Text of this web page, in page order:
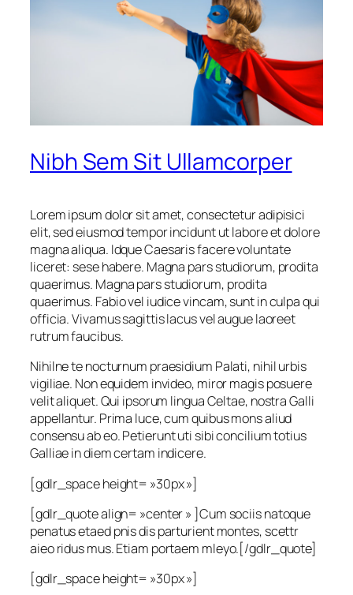
Nibh Sem Sit Ullamcorper
Lorem ipsum dolor sit amet, consectetur adipisici
elit, sed eiusmod tempor incidunt ut labore et dolore
magna aliqua. Idque Caesaris facere voluntate
liceret: sese habere. Magna pars studiorum, prodita
quaerimus. Magna pars studiorum, prodita
quaerimus. Fabio vel iudice vincam, sunt in culpa qui
officia. Vivamus sagittis lacus vel augue laoreet
rutrum faucibus.
Nihilne te nocturnum praesidium Palati, nihil urbis
vigiliae. Non equidem invideo, miror magis posuere
velit aliquet. Qui ipsorum lingua Celtae, nostra Galli
appellantur. Prima luce, cum quibus mons aliud
consensu ab eo. Petierunt uti sibi concilium totius
Galliae in diem certam indicere.
[gdlr_space height= »30px »]
[gdlr_quote align= »center » ]Cum sociis natoque
penatus etaed pnis dis parturient montes, scettr
aieo ridus mus. Etiam portaem mleyo.[/gdlr_quote]
[gdlr_space height= »30px »]